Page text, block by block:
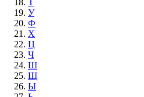
Т
У
Ф
Х
Ц
Ч
Ш
Щ
Ы